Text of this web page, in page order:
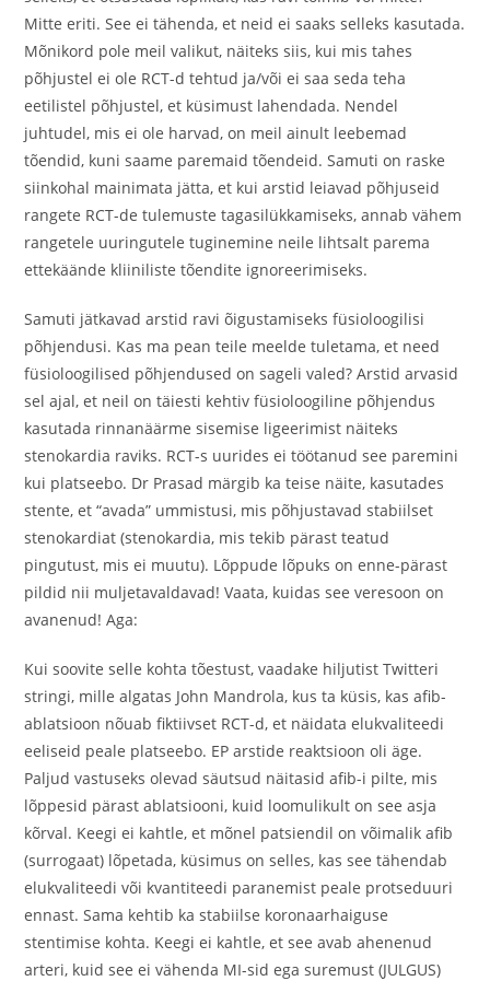
Mitte eriti. See ei tähenda, et neid ei saaks selleks kasutada.
Mõnikord pole meil valikut, näiteks siis, kui mis tahes
põhjustel ei ole RCT-d tehtud ja/või ei saa seda teha
eetilistel põhjustel, et küsimust lahendada. Nendel
juhtudel, mis ei ole harvad, on meil ainult leebemad
tõendid, kuni saame paremaid tõendeid. Samuti on raske
siinkohal mainimata jätta, et kui arstid leiavad põhjuseid
rangete RCT-de tulemuste tagasilükkamiseks, annab vähem
rangetele uuringutele tuginemine neile lihtsalt parema
ettekäände kliiniliste tõendite ignoreerimiseks.
Samuti jätkavad arstid ravi õigustamiseks füsioloogilisi
põhjendusi. Kas ma pean teile meelde tuletama, et need
füsioloogilised põhjendused on sageli valed? Arstid arvasid
sel ajal, et neil on täiesti kehtiv füsioloogiline põhjendus
kasutada rinnanäärme sisemise ligeerimist näiteks
stenokardia raviks. RCT-s uurides ei töötanud see paremini
kui platseebo. Dr Prasad märgib ka teise näite, kasutades
stente, et “avada” ummistusi, mis põhjustavad stabiilset
stenokardiat (stenokardia, mis tekib pärast teatud
pingutust, mis ei muutu). Lõppude lõpuks on enne-pärast
pildid nii muljetavaldavad! Vaata, kuidas see veresoon on
avanenud! Aga:
Kui soovite selle kohta tõestust, vaadake hiljutist Twitteri
stringi, mille algatas John Mandrola, kus ta küsis, kas afib-
ablatsioon nõuab fiktiivset RCT-d, et näidata elukvaliteedi
eeliseid peale platseebo. EP arstide reaktsioon oli äge.
Paljud vastuseks olevad säutsud näitasid afib-i pilte, mis
lõppesid pärast ablatsiooni, kuid loomulikult on see asja
kõrval. Keegi ei kahtle, et mõnel patsiendil on võimalik afib
(surrogaat) lõpetada, küsimus on selles, kas see tähendab
elukvaliteedi või kvantiteedi paranemist peale protseduuri
ennast. Sama kehtib ka stabiilse koronaarhaiguse
stentimise kohta. Keegi ei kahtle, et see avab ahenenud
arteri, kuid see ei vähenda MI-sid ega suremust (JULGUS)